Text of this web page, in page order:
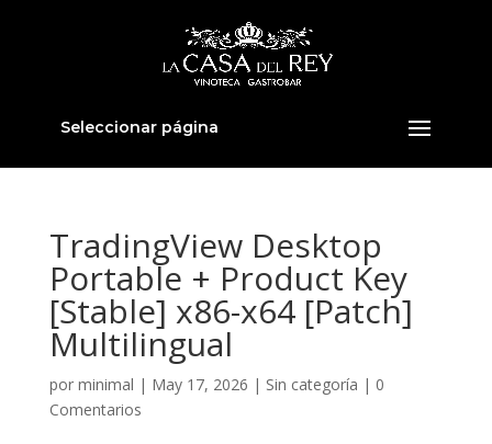
Seleccionar página
TradingView Desktop
Portable + Product Key
[Stable] x86-x64 [Patch]
Multilingual
por minimal | May 17, 2026 | Sin categoría | 0
Comentarios